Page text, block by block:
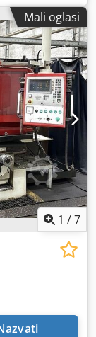
stola: 1300 ×
1000 kg Tip
Primjena:
stroja (D
kg
Mali oglasi
1 /7